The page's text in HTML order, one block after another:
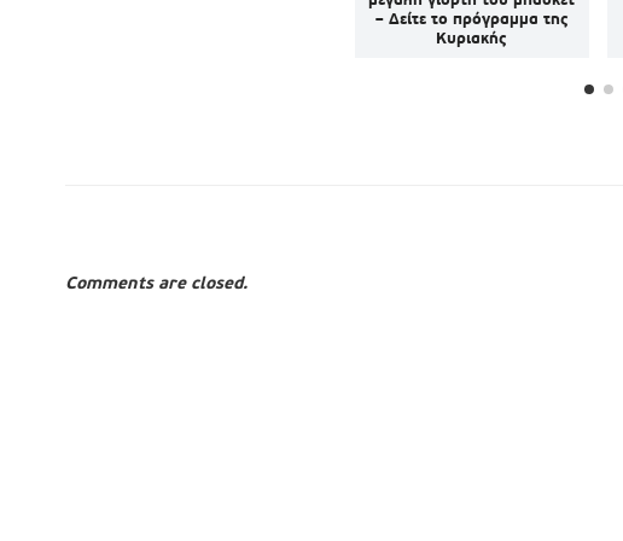
– Δείτε το πρόγραμμα της
Κυριακής
Comments are closed.